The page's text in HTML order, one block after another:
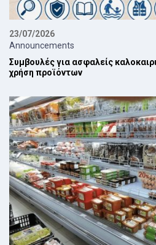
23/07/2026
Announcements
Συμβουλές για ασφαλείς
χρήση προϊόντων